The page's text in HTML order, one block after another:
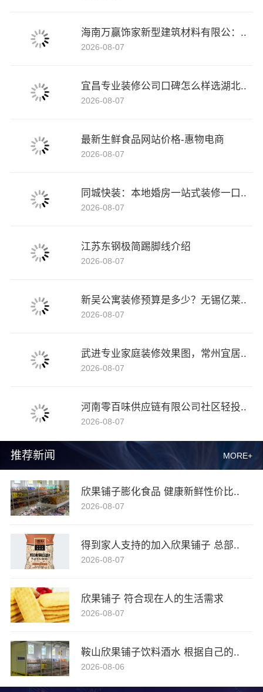
推荐新闻 MORE+
欣果铺子膨化食品 健康新鲜性价比..
2026-08-07
得到家人支持的加入欣果铺子 总部..
2026-08-07
欣果铺子 符合现在人的生活需求
2026-08-07
鞍山欣果铺子饮料酒水 根据自己的..
2026-08-06
海南万赢饰家新型建筑材料有限公：..
2026-08-07
宜昌专业装修公司口碑怎么样选湖北..
2026-08-07
最新生鲜食品网站价格-惠物电商
2026-08-07
同城快装：本地婚房一站式装修一口..
2026-08-07
江苏东钢极简踢脚线介绍
2026-08-07
新吴公寓装修预算是多少？无锡亿莱..
2026-08-07
武进专业家庭装修效果图，常州宜居..
2026-08-07
河南零百味供应链有限公司社区轻投..
2026-08-07